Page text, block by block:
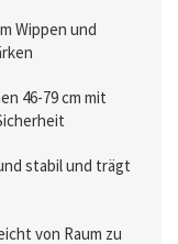
Wippen und
46-79 cm mit
stabil und trägt
von Raum zu